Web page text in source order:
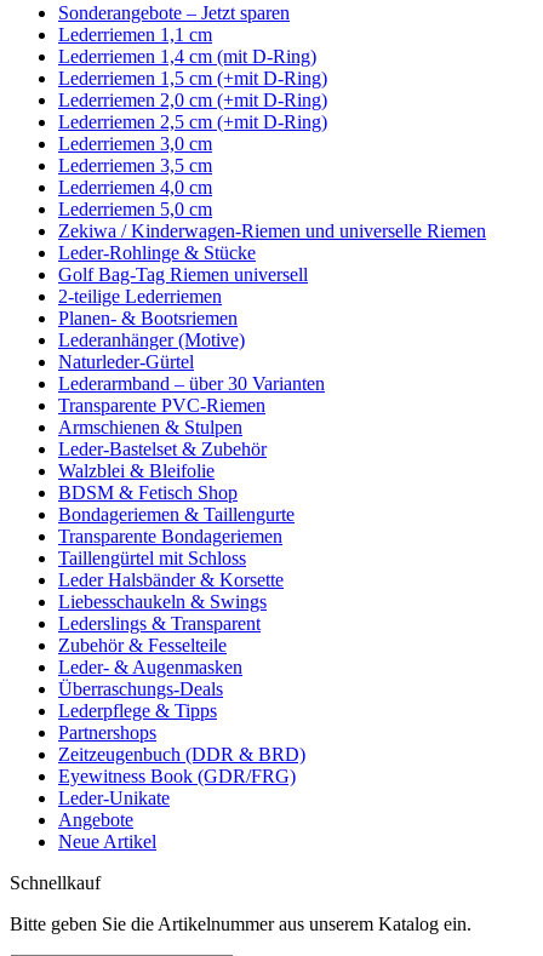
Sonderangebote – Jetzt sparen
Lederriemen 1,1 cm
Lederriemen 1,4 cm (mit D-Ring)
Lederriemen 1,5 cm (+mit D-Ring)
Lederriemen 2,0 cm (+mit D-Ring)
Lederriemen 2,5 cm (+mit D-Ring)
Lederriemen 3,0 cm
Lederriemen 3,5 cm
Lederriemen 4,0 cm
Lederriemen 5,0 cm
Zekiwa / Kinderwagen-Riemen und universelle Riemen
Leder-Rohlinge & Stücke
Golf Bag-Tag Riemen universell
2-teilige Lederriemen
Planen- & Bootsriemen
Lederanhänger (Motive)
Naturleder-Gürtel
Lederarmband – über 30 Varianten
Transparente PVC-Riemen
Armschienen & Stulpen
Leder-Bastelset & Zubehör
Walzblei & Bleifolie
BDSM & Fetisch Shop
Bondageriemen & Taillengurte
Transparente Bondageriemen
Taillengürtel mit Schloss
Leder Halsbänder & Korsette
Liebesschaukeln & Swings
Lederslings & Transparent
Zubehör & Fesselteile
Leder- & Augenmasken
Überraschungs-Deals
Lederpflege & Tipps
Partnershops
Zeitzeugenbuch (DDR & BRD)
Eyewitness Book (GDR/FRG)
Leder-Unikate
Angebote
Neue Artikel
Schnellkauf
Bitte geben Sie die Artikelnummer aus unserem Katalog ein.